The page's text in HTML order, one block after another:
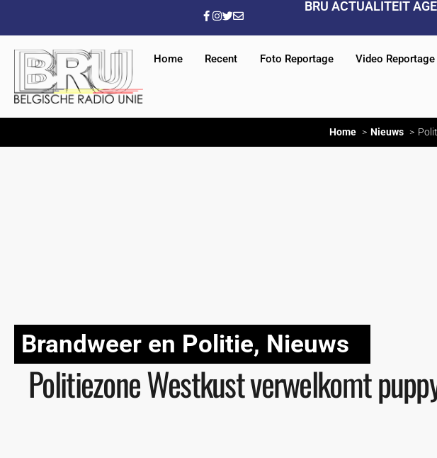
BRU ACTUALITEIT
Home Recent Foto Reportage Video Reportage
Home Nieuws
Brandweer en Politie, Nieuws
Politiezone Westkust verwelkomt